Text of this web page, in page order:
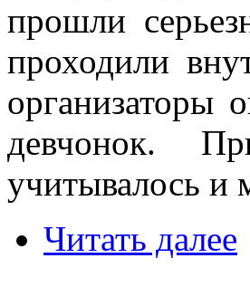
прошли
проходили
организаторы
девчонок.
учитывалось и
Читать далее